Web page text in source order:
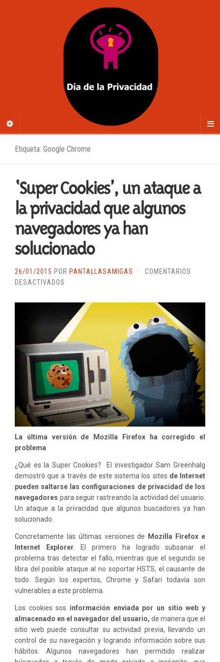
Etiqueta: Google Chrome
‘Super Cookies’, un ataque a
la privacidad que algunos
navegadores ya han
solucionado
26/01/2015 POR PANTALLASAMIGAS ·
COMENTARIOS
DESACTIVADOS
COOKIES’,
ATAQUE
A
LA
PRIVACIDAD
QUE
ALGUNOS
NAVEGADORES
YA
HAN
SOLUCIONADO
La última versión de Mozilla Firefox ha corregido el
problema
¿Qué es la Super Cookies? El investigador Sam Greenhalg
demostró que a través de este sistema los sites de Internet
pueden saltarse las configuraciones de privacidad de los
navegadores para seguir rastreando la actividad del usuario.
Un ataque a la privacidad que algunos buscadores ya han
solucionado.
Concretamente las últimas versiones de
Mozilla Firefox e
Internet Explorer . El primero ha logrado subsanar el
problema tras detectar el fallo, mientras que el segundo se
libra del posible ataque al no soportar HSTS, el causante de
todo. Según los expertos, Chrome y Safari todavía son
vulnerables a este problema.
Los cookies sos información enviada por un sitio web y
almacenado en el navegador del usuario, de manera que el
sitio web puede consultar su actividad previa, llevando un
control de su navegación y logrando información sobre sus
hábitos. Algunos navegadores han permitido realizar